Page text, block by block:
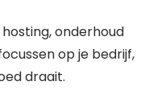
onderhoud
op je bedrijf,
draait.